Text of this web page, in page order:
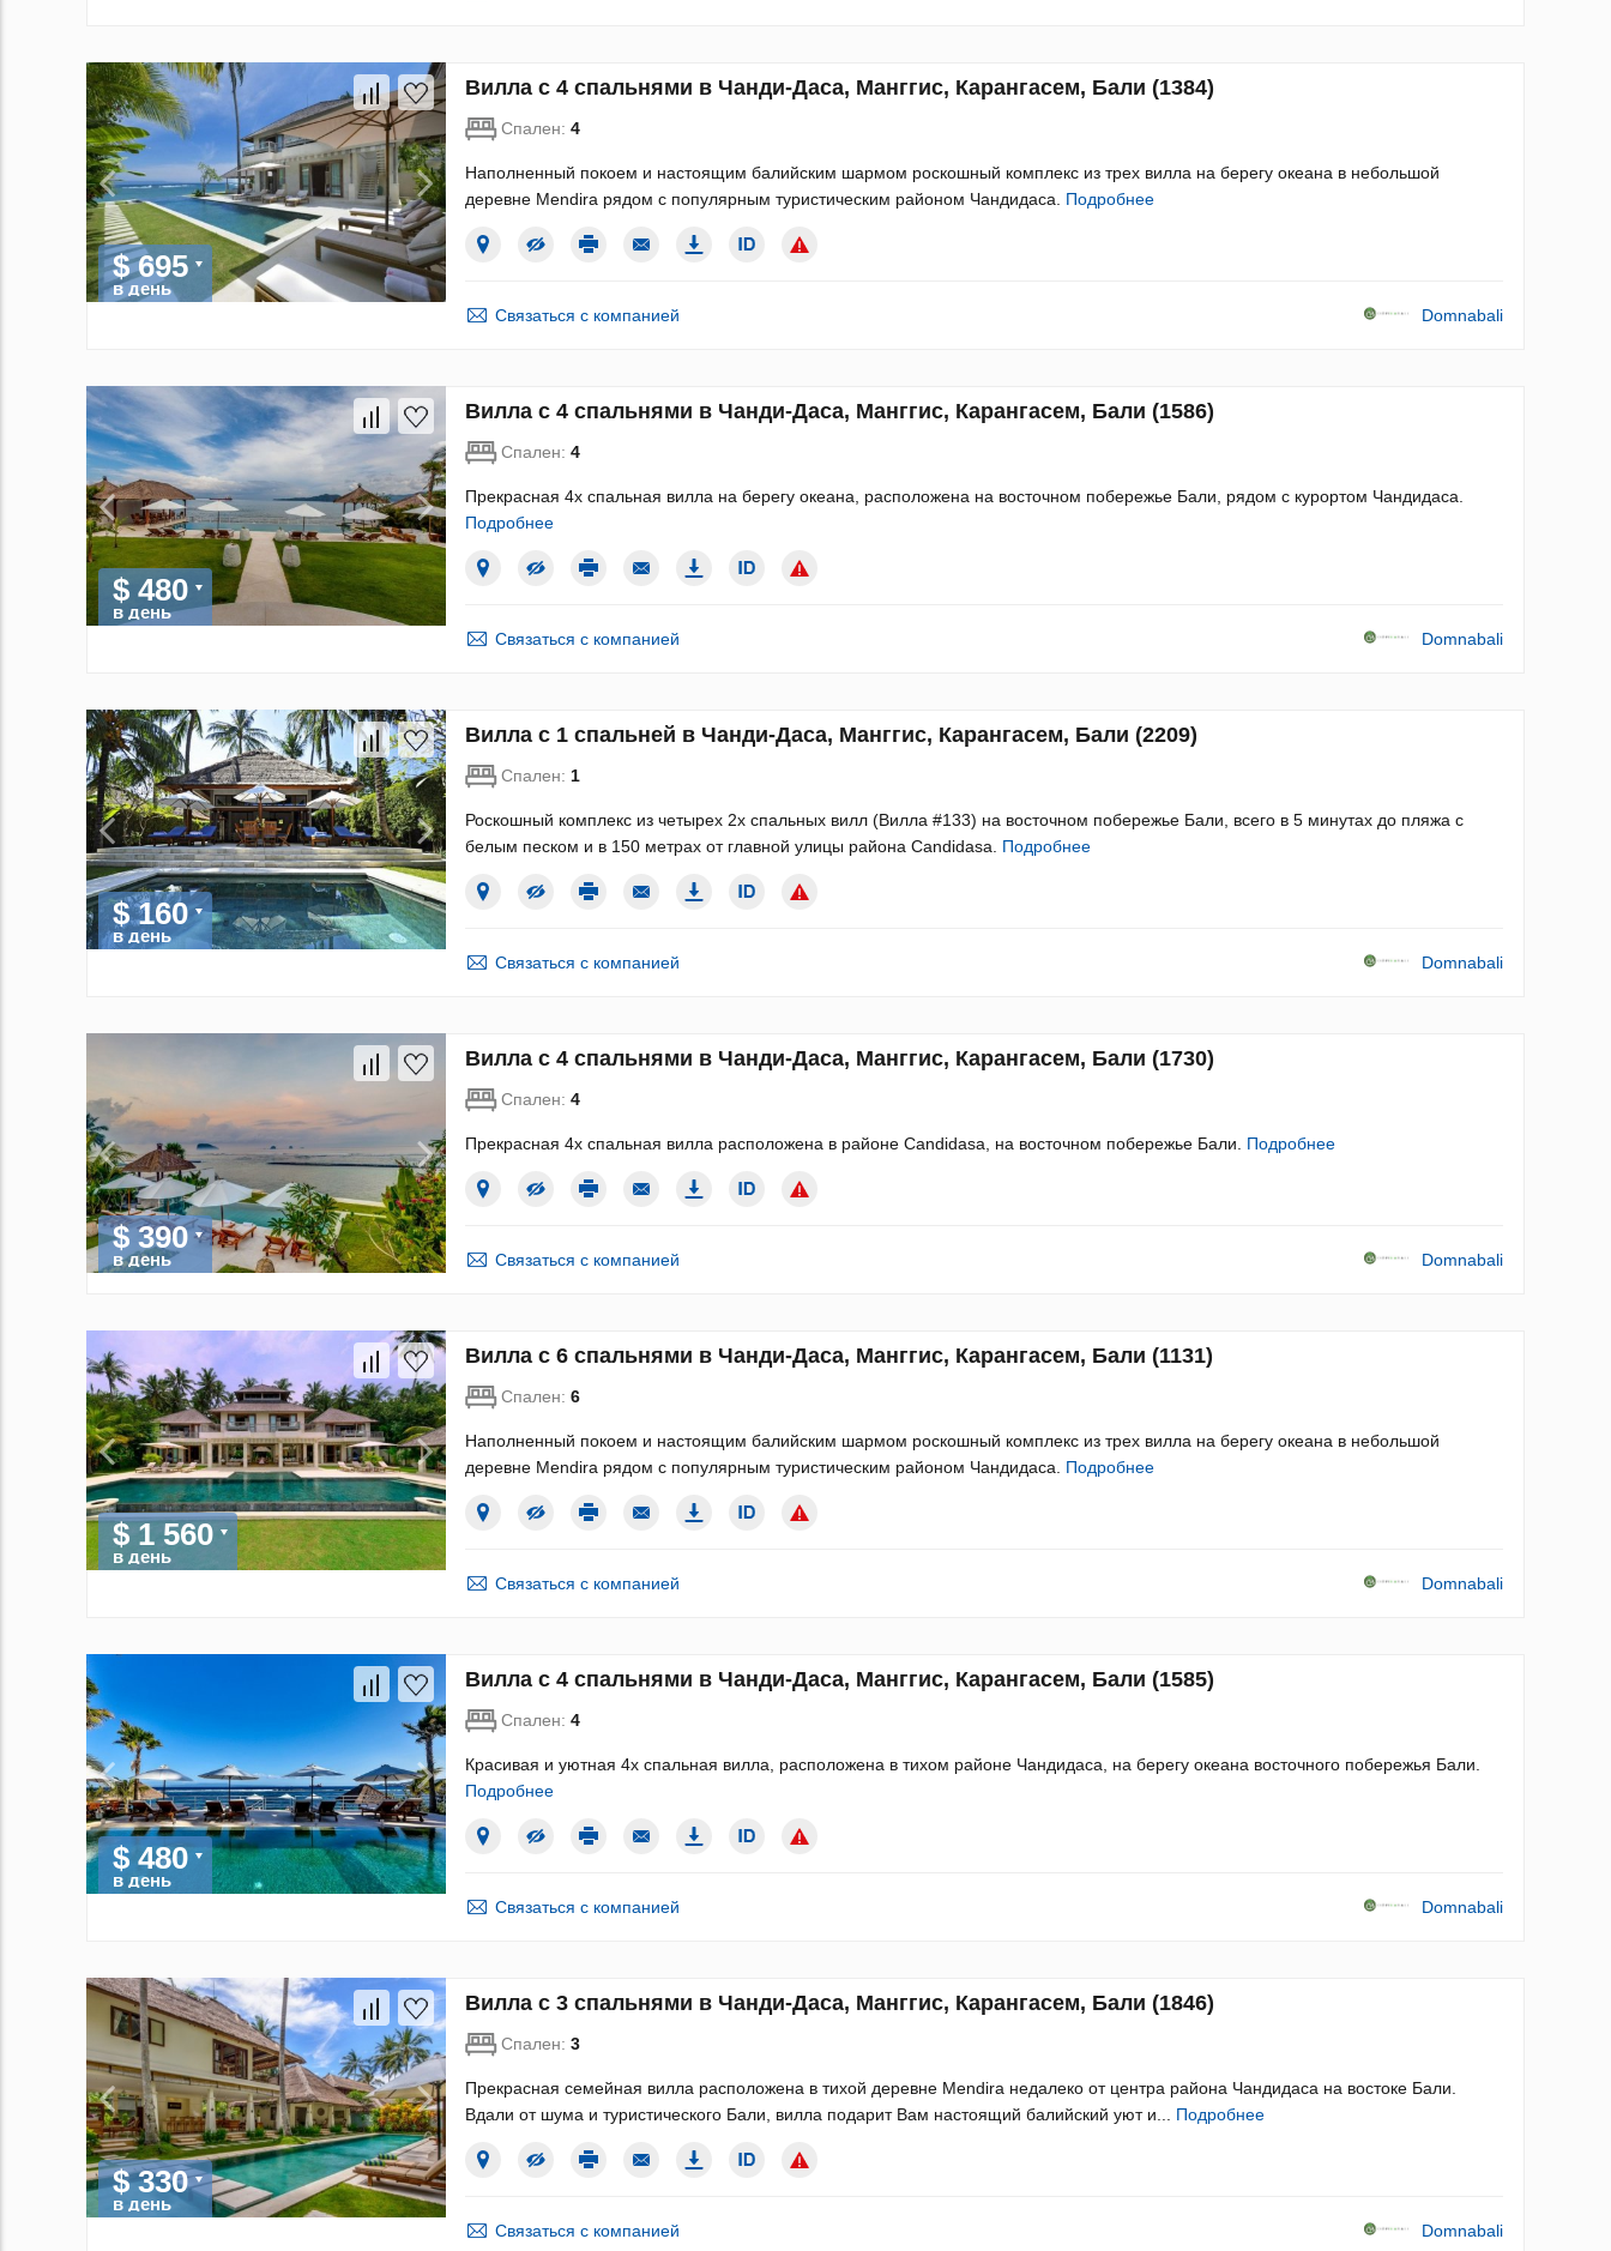
$ 695
в день
Вилла с 4 спальнями в Чанди-Даса, Манггис, Карангасем, Бали (1384)
Спален: 4
Наполненный покоем и настоящим балийским шармом роскошный комплекс из трех вилла на берегу океана в небольшой
деревне Mendira рядом с популярным туристическим районом Чандидаса. Подробнее
Связаться с компанией Domnabali
$ 480
в день
Вилла с 4 спальнями в Чанди-Даса, Манггис, Карангасем, Бали (1586)
Спален: 4
Прекрасная 4х спальная вилла на берегу океана, расположена на восточном побережье Бали, рядом с курортом Чандидаса.
Подробнее
Связаться с компанией Domnabali
$ 160
в день
Вилла с 1 спальней в Чанди-Даса, Манггис, Карангасем, Бали (2209)
Спален: 1
Роскошный комплекс из четырех 2х спальных вилл (Вилла #133) на восточном побережье Бали, всего в 5 минутах до пляжа с
белым песком и в 150 метрах от главной улицы района Candidasa. Подробнее
Связаться с компанией Domnabali
$ 390
в день
Вилла с 4 спальнями в Чанди-Даса, Манггис, Карангасем, Бали (1730)
Спален: 4
Прекрасная 4х спальная вилла расположена в районе Candidasa, на восточном побережье Бали. Подробнее
Связаться с компанией Domnabali
$ 1 560
в день
Вилла с 6 спальнями в Чанди-Даса, Манггис, Карангасем, Бали (1131)
Спален: 6
Наполненный покоем и настоящим балийским шармом роскошный комплекс из трех вилла на берегу океана в небольшой
деревне Mendira рядом с популярным туристическим районом Чандидаса. Подробнее
Связаться с компанией Domnabali
$ 480
в день
Вилла с 4 спальнями в Чанди-Даса, Манггис, Карангасем, Бали (1585)
Спален: 4
Красивая и уютная 4х спальная вилла, расположена в тихом районе Чандидаса, на берегу океана восточного побережья Бали.
Подробнее
Связаться с компанией Domnabali
$ 330
в день
Вилла с 3 спальнями в Чанди-Даса, Манггис, Карангасем, Бали (1846)
Спален: 3
Прекрасная семейная вилла расположена в тихой деревне Mendira недалеко от центра района Чандидаса на востоке Бали.
Вдали от шума и туристического Бали, вилла подарит Вам настоящий балийский уют и... Подробнее
Связаться с компанией Domnabali